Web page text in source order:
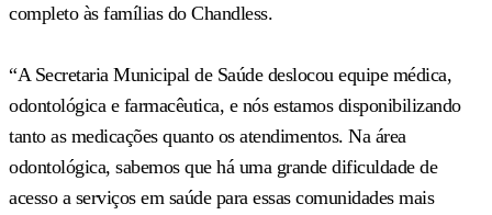
completo às famílias do Chandless.
“A Secretaria Municipal de Saúde deslocou equipe médica,
odontológica e farmacêutica, e nós estamos disponibilizando
tanto as medicações quanto os atendimentos. Na área
odontológica, sabemos que há uma grande dificuldade de
acesso a serviços em saúde para essas comunidades mais